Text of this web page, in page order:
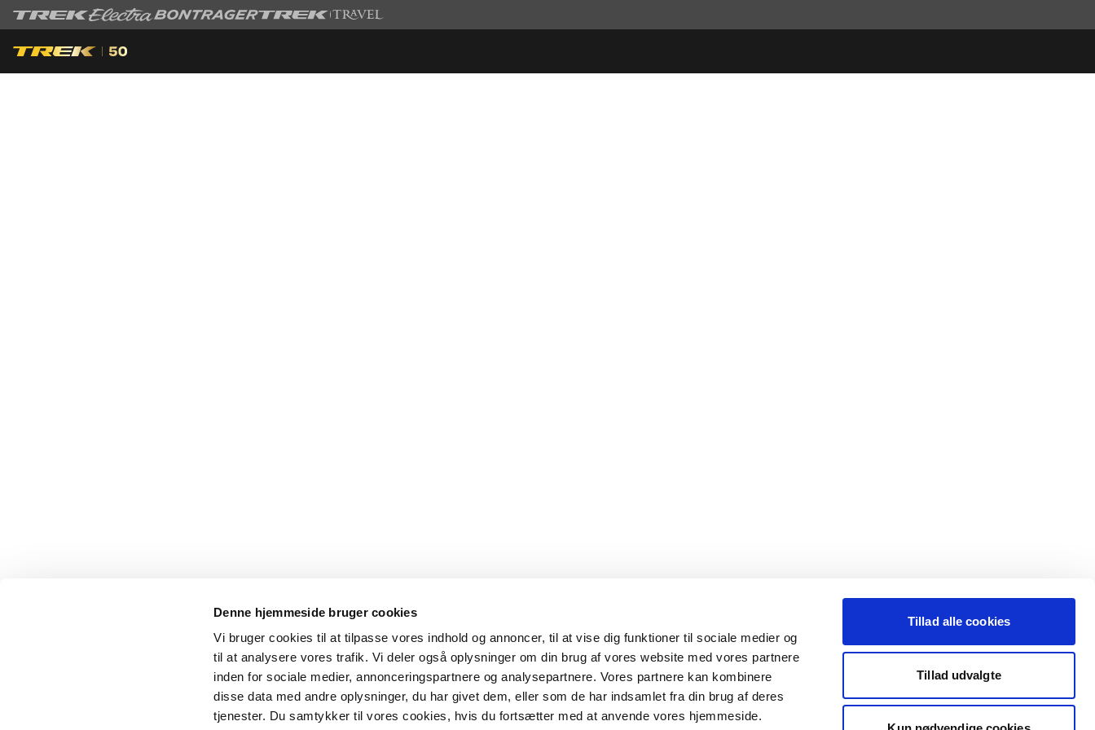
Denne hjemmeside bruger cookies
Vi bruger cookies til at tilpasse vores indhold og annoncer, til at vise dig funktioner til sociale medier og
til at analysere vores trafik. Vi deler også oplysninger om din brug af vores website med vores partnere
inden for sociale medier, annonceringspartnere og analysepartnere. Vores partnere kan kombinere
disse data med andre oplysninger, du har givet dem, eller som de har indsamlet fra din brug af deres
tjenester. Du samtykker til vores cookies, hvis du fortsætter med at anvende vores hjemmeside.
Tillad alle cookies
Tillad udvalgte